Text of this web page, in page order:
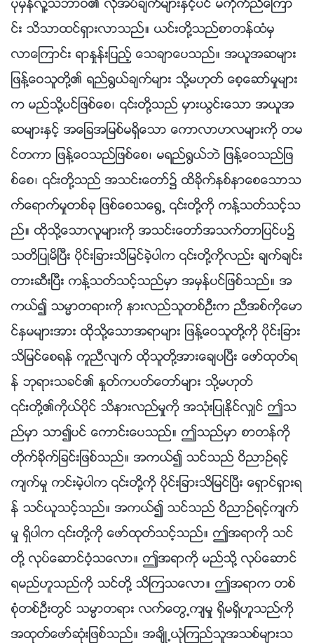
ပုံမွန္လူ႔သဘာဝ၏ လိုအပ္ခ်က္မ်ားႏွင့္ပင္ မကိုက္ညီေၾကာ
င္း သိသာထင္ရွားလာသည္။ ယင္းတို႔သည္စာတန္ထံမွ
လာေၾကာင္း ရာႏႈန္းျပည့္ ေသခ်ာေပသည္။ အယူအဆမ်ား
ျဖန႔္ေဝသူတို႔၏ ရည္႐ြယ္ခ်က္မ်ား သို႔မဟုတ္ ေစ့ေဆာ္မႈမ်ား
က မည္သို႔ပင္ျဖစ္ေစ၊ ၎တို႔သည္ မွားယြင္းေသာ အယူအ
ဆမ်ားႏွင့္ အေျခအျမစ္မရွိေသာ ေကာလာဟလမ်ားကို တမ
င္တကာ ျဖန႔္ေဝသည္ျဖစ္ေစ၊ မရည္႐ြယ္ဘဲ ျဖန႔္ေဝသည္ျဖ
စ္ေစ၊ ၎တို႔သည္ အသင္းေတာ္၌ ထိခိုက္နစ္နာေစေသာသ
က္ေရာက္မႈတစ္ခု ျဖစ္ေစသေ႐ြ႕ ၎တို႔ကို ကန႔္သတ္သင့္သ
ည္။ ထိုသို႔ေသာလူမ်ားကို အသင္းေတာ္အသက္တာျပင္ပ၌
သတိျပဳမိၿပီး ပိုင္းျခားသိျမင္ခဲ့ပါက ၎တို႔ကိုလည္း ခ်က္ခ်င္း
တားဆီးၿပီး ကန႔္သတ္သင့္သည္မွာ အမွန္ပင္ျဖစ္သည္။ အ
ကယ္၍ သမၼာတရားကို နားလည္သူတစ္ဦးက ညီအစ္ကိုေမာ
င္ႏွမမ်ားအား ထိုသို႔ေသာအရာမ်ား ျဖန႔္ေဝသူတို႔ကို ပိုင္းျခား
သိျမင္ေစရန္ ကူညီလ်က္ ထိုသူတို႔အားေခ်ပၿပီး ေဖာ္ထုတ္ရ
န္ ဘုရားသခင္၏ ႏႈတ္ကပတ္ေတာ္မ်ား သို႔မဟုတ္
၎တို႔၏ကိုယ္ပိုင္ သိနားလည္မႈကို အသုံးျပဳႏိုင္လွ်င္ ဤသ
ည္မွာ သာ၍ပင္ ေကာင္းေပသည္။ ဤသည္မွာ စာတန္ကို
တိုက္ခိုက္ျခင္းျဖစ္သည္။ အကယ္၍ သင္သည္ ဝိညာဥ္ရင့္
က်က္မႈ ကင္းမဲ့ပါက ၎တို႔ကို ပိုင္းျခားသိျမင္ၿပီး ေရွာင္ရွားရ
န္ သင္ယူသင့္သည္။ အကယ္၍ သင္သည္ ဝိညာဥ္ရင့္က်က္
မႈ ရွိပါက ၎တို႔ကို ေဖာ္ထုတ္သင့္သည္။ ဤအရာကို သင္
တို႔ လုပ္ေဆာင္ဝံ့သေလာ။ ဤအရာကို မည္သို႔ လုပ္ေဆာင္
ရမည္ဟူသည္ကို သင္တို႔ သိၾကသေလာ။ ဤအရာက တစ္
စုံတစ္ဦးတြင္ သမၼာတရား လက္ေတြ႕က်မႈ ရွိမရွိဟူသည္ကို
အထုတ္ေဖာ္ဆုံးျဖစ္သည္။ အခ်ိဳ႕ယုံၾကည္သူအသစ္မ်ားသ